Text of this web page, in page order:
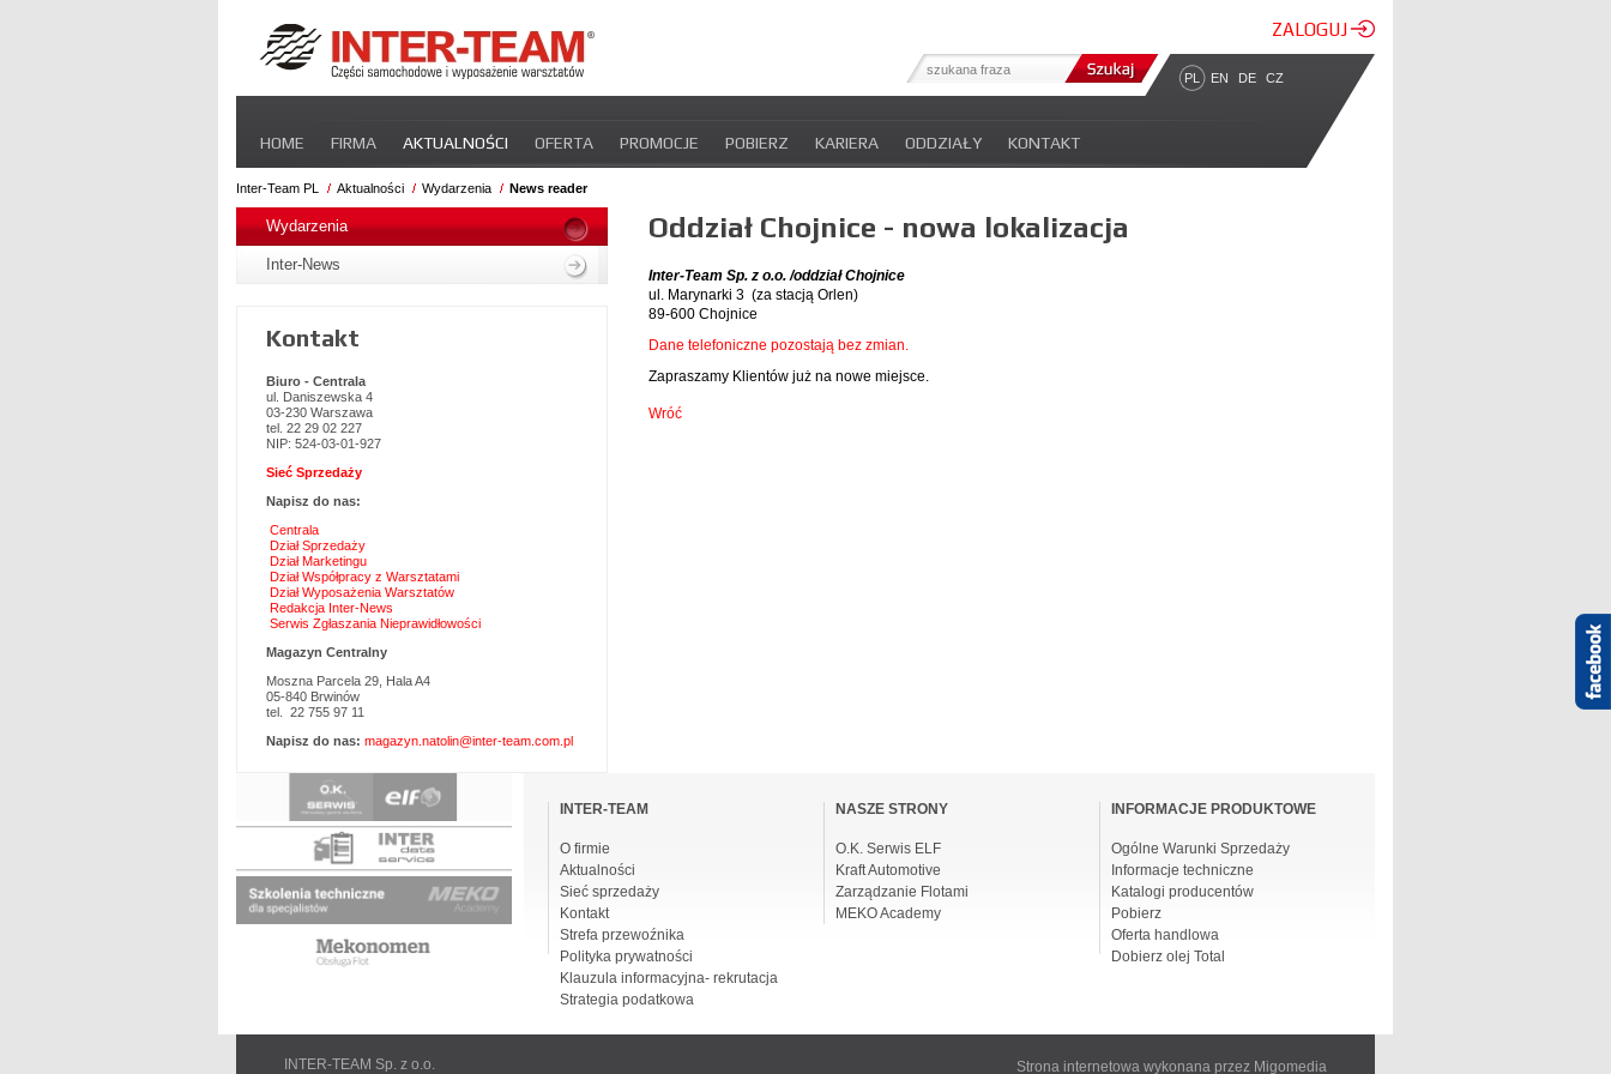
ZALOGUJ
PL EN DE CZ
nawigacje
HOME FIRMA AKTUALNOŚCI OFERTA PROMOCJE POBIERZ KARIERA ODDZIAŁY KONTAKT
STREFA DLA PRZEWOŹNIKA CERTYFIKATY
Inter-Team PL Aktualności Wydarzenia News reader
Oddział Chojnice - nowa lokalizacja
Inter-Team Sp. z o.o. /oddział Chojnice
ul. Marynarki 3 (za stacją Orlen)
89-600 Chojnice
Dane telefoniczne pozostają bez zmian.
Zapraszamy Klientów już na nowe miejsce.
Wróć
Pomiń
nawigacje
Wydarzenia
Inter-News
Kontakt
Biuro - Centrala
ul. Daniszewska 4
03-230 Warszawa
tel. 22 29 02 227
NIP: 524-03-01-927
Sieć Sprzedaży
Napisz do nas:
Centrala
Dział Sprzedaży
Dział Marketingu
Dział Współpracy z Warsztatami
Dział Wyposażenia Warsztatów
Redakcja Inter-News
Serwis Zgłaszania Nieprawidłowości
Magazyn Centralny
Moszna Parcela 29, Hala A4
05-840 Brwinów
tel. 22 755 97 11
Napisz do nas: magazyn.natolin@inter-team.com.pl
nawigacjeINTER-TEAM
O firmie
Aktualności
Sieć sprzedaży
Kontakt
Strefa przewoźnika
Polityka prywatności
Klauzula informacyjna- rekrutacja
Strategia podatkowa
NASZE STRONY
O.K. Serwis ELF
Kraft Automotive
Zarządzanie Flotami
MEKO Academy
INFORMACJE PRODUKTOWE
Ogólne Warunki Sprzedaży
Informacje techniczne
Katalogi producentów
Pobierz
Oferta handlowa
Dobierz olej Total
INTER-TEAM Sp. z o.o. Strona internetowa wykonana przez Migomedia